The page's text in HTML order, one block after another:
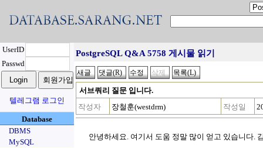
UserID
Passwd
텔레그램 로그인
Database
DBMS
MySQL
PostgreSQL Q&A 5758 게시물 읽기
서브쿼리 질문 입니다.
작성자
장철훈(westdrm) 작성일
안녕하세요. 여기서 도움 정말 많이 얻고 있습니다.